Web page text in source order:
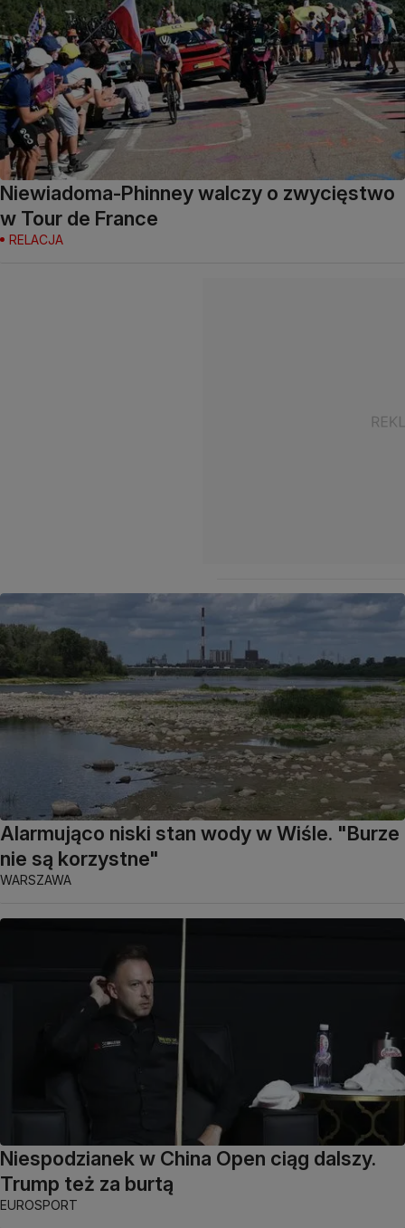
Niewiadoma-Phinney walczy o zwycięstwo
w Tour de France
RELACJA
Alarmująco niski stan wody w Wiśle. "Burze
nie są korzystne"
WARSZAWA
Niespodzianek w China Open ciąg dalszy.
Trump też za burtą
EUROSPORT